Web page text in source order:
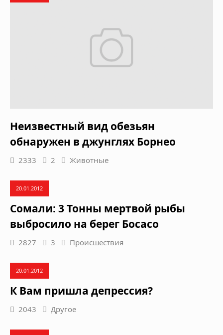
Неизвестный вид обезьян
обнаружен в джунглях Борнео
2333 2 Животные
20.01.2012
Сомали: 3 Тонны мертвой рыбы
выбросило на берег Босасо
2827 3 Происшествия
20.01.2012
К Вам пришла депрессия?
2043 Другое